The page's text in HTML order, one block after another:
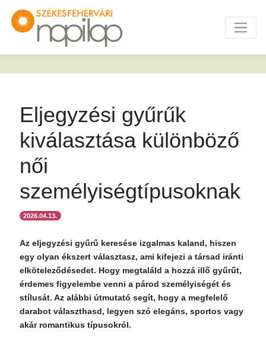
Eljegyzési gyűrűk
kiválasztása különböző
női
személyiségtípusoknak
2026.04.13.
Az eljegyzési gyűrű keresése izgalmas kaland, hiszen
egy olyan ékszert választasz, ami kifejezi a társad iránti
elköteleződésedet. Hogy megtaláld a hozzá illő gyűrűt,
érdemes figyelembe venni a párod személyiségét és
stílusát. Az alábbi útmutató segít, hogy a megfelelő
darabot választhasd, legyen szó elegáns, sportos vagy
akár romantikus típusokról.